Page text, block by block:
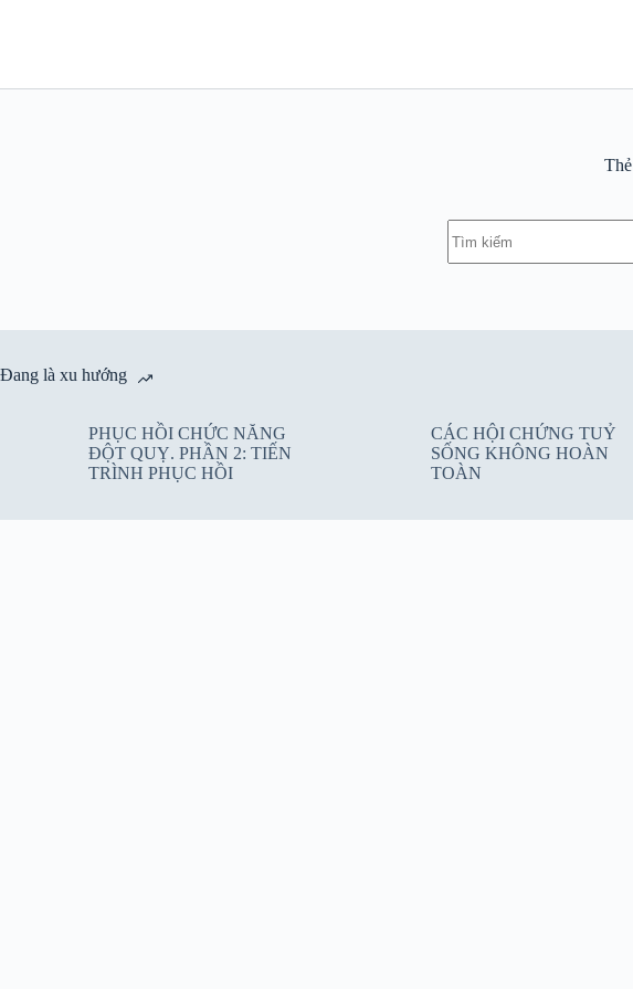
dung
Thẻ
Không
có
quả
Đang là xu hướng
PHỤC HỒI CHỨC NĂNG
ĐỘT QUỴ. PHẦN 2: TIẾN
TRÌNH PHỤC HỒI
CÁC HỘI CHỨNG TUỶ
SỐNG KHÔNG HOÀN
TOÀN